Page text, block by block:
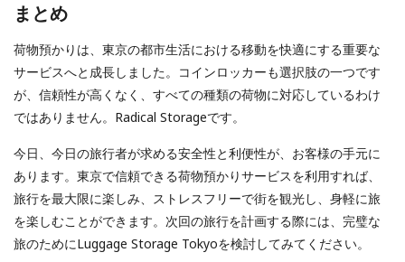
まとめ
荷物預かりは、東京の都市生活における移動を快適にする重要な
サービスへと成長しました。コインロッカーも選択肢の一つです
が、信頼性が高くなく、すべての種類の荷物に対応しているわけ
ではありません。Radical Storageです。
今日、今日の旅行者が求める安全性と利便性が、お客様の手元に
あります。東京で信頼できる荷物預かりサービスを利用すれば、
旅行を最大限に楽しみ、ストレスフリーで街を観光し、身軽に旅
を楽しむことができます。次回の旅行を計画する際には、完璧な
旅のためにLuggage Storage Tokyoを検討してみてください。